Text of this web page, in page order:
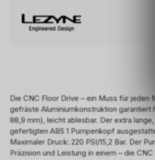
Die CNC Floor Drive – ein Muss für
gefräste Aluminiumkonstruktion
88,9 mm), leicht ablesbar. Der extra
gefertigten ABS 1 Pumpenkopf
Maximaler Druck: 220 PSI/15,2 Bar. Der
Präzision und Leistung in einem – die